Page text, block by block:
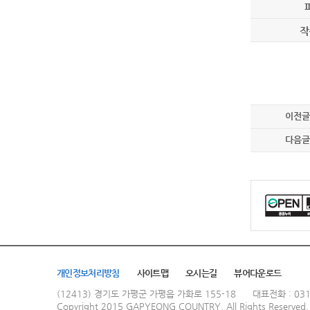
이전글
다음글
개인정보처리방침 사이트맵 오시는길
뷰어다운로드
(12413) 경기도 가평군 가평읍 가화로 155-18
대표전화 :
Copyright 2015 GAPYEONG COUNTRY. All Rights Reserved.